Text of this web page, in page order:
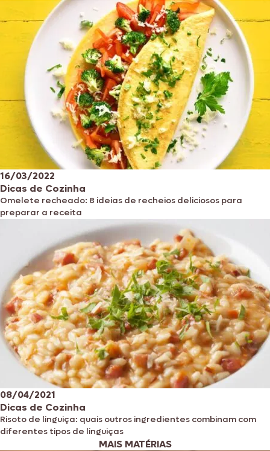
16/03/2022
Dicas de Cozinha
Omelete recheado: 8 ideias de recheios deliciosos para
preparar a receita
08/04/2021
Dicas de Cozinha
Risoto de linguiça: quais outros ingredientes combinam com
diferentes tipos de linguiças
MAIS MATÉRIAS